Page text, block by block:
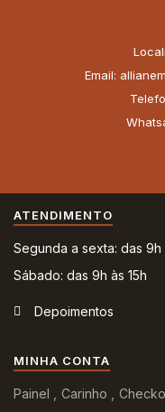
Email:
ATENDIMENTO
Segunda a sexta: das 9h
Sábado: das 9h às 15h
Depoimentos
MINHA CONTA
Painel Carinho